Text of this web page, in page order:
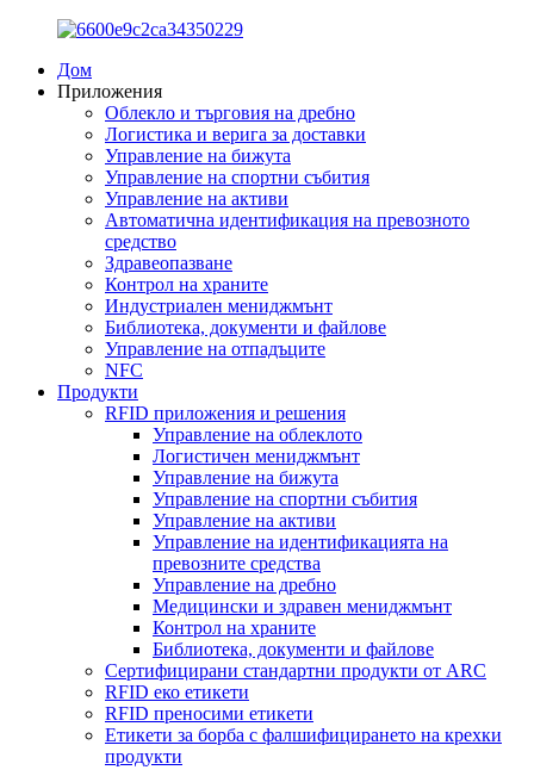
Дом
Приложения
Облекло и търговия на дребно
Логистика и верига за доставки
Управление на бижута
Управление на спортни събития
Управление на активи
Автоматична идентификация на превозното
средство
Здравеопазване
Контрол на храните
Индустриален мениджмънт
Библиотека, документи и файлове
Управление на отпадъците
NFC
Продукти
RFID приложения и решения
Управление на облеклото
Логистичен мениджмънт
Управление на бижута
Управление на спортни събития
Управление на активи
Управление на идентификацията на
превозните средства
Управление на дребно
Медицински и здравен мениджмънт
Контрол на храните
Библиотека, документи и файлове
Сертифицирани стандартни продукти от ARC
RFID еко етикети
RFID преносими етикети
Етикети за борба с фалшифицирането на крехки
продукти